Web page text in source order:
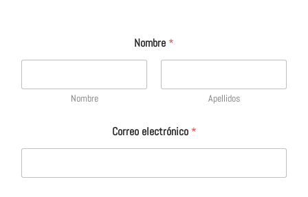
Nombre *
Nombre Apellidos
Correo electrónico *